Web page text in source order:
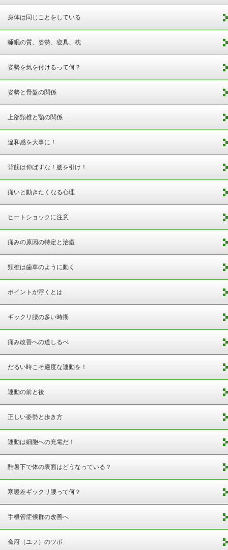
身体は同じことをしている
睡眠の質、姿勢、寝具、枕
姿勢を気を付けるって何？
姿勢と骨盤の関係
上部頸椎と顎の関係
違和感を大事に！
背筋は伸ばすな！腰を引け！
痛いと動きたくなる心理
ヒートショックに注意
痛みの原因の特定と治癒
頸椎は歯車のように動く
ポイントが浮くとは
ギックリ腰の多い時期
痛み改善への道しるべ
だるい時こそ適度な運動を！
運動の前と後
正しい姿勢と歩き方
運動は細胞への充電だ！
酷暑下で体の表面はどうなっている？
寒暖差ギックリ腰って何？
手根管症候群の改善へ
兪府（ユフ）のツボ